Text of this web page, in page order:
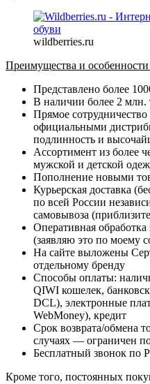
wildberries.ru
Преимущества и особенности
Представлено более
В наличии более 2 млн.
Прямое
официальными
подлинность и
Ассортимент из более
мужской и детской
Пополнение новыми
Курьерская доставка
по всей России
самовывоза
Оперативная
(заявляю это по моему
На сайте выложены
отдельному бренду
Способы оплаты:
QIWI кошелек,
DCL), электронные
WebMoney), кредит
Срок возврата/обмена
случаях — ограничен
Бесплатный звонок по
Кроме того, постоянных